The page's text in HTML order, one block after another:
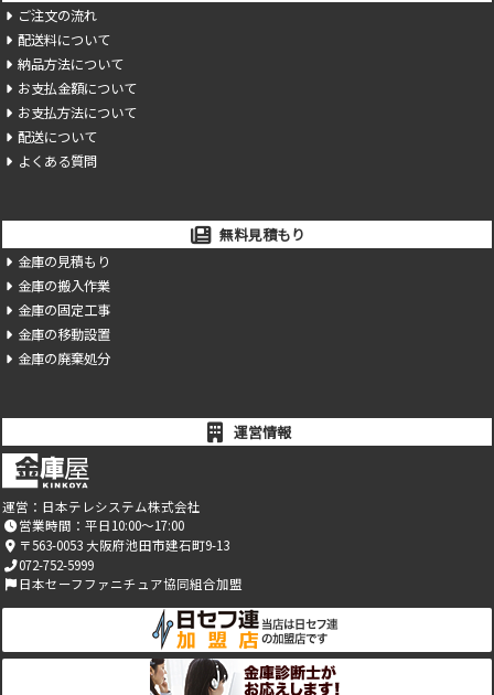
運営情報
運営： 日本テレシステム株式会社
営業時間：平日10:00～17:00
〒563-0053 大阪府池田市建石町9-13
072-752-5999
日本セーフファニチュア協同組合加盟
ご注文の流れ
配送料について
納品方法について
お支払金額について
お支払方法について
配送について
よくある質問
無料見積もり
金庫の見積もり
金庫の搬入作業
金庫の固定工事
金庫の移動設置
金庫の廃棄処分